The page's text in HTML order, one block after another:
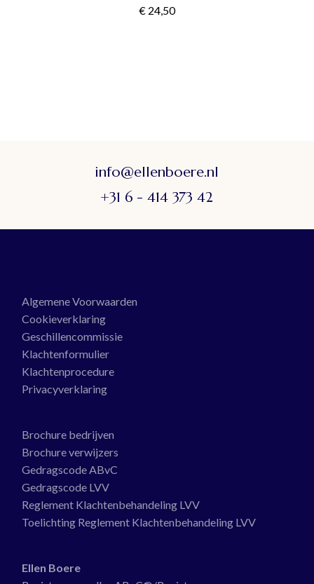
€24,50
info@ellenboere.nl
+31 6 - 414 373 42
Algemene Voorwaarden
Cookieverklaring
Geschillencommissie
Klachtenformulier
Klachtenprocedure
Privacyverklaring
Brochure bedrijven
Brochure verwijzers
Gedragscode ABvC
Gedragscode LVV
Reglement Klachtenbehandeling LVV
Toelichting Reglement Klachtenbehandeling LVV
Ellen Boere